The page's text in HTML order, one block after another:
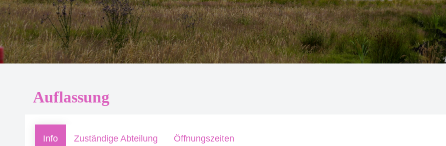
Auflassung
Info Zuständige Abteilung Öffnungszeiten